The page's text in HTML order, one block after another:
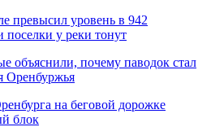
превысил уровень в 942
у реки тонут
объяснили, почему паводок стал
Оренбуржья
на беговой дорожке
блок